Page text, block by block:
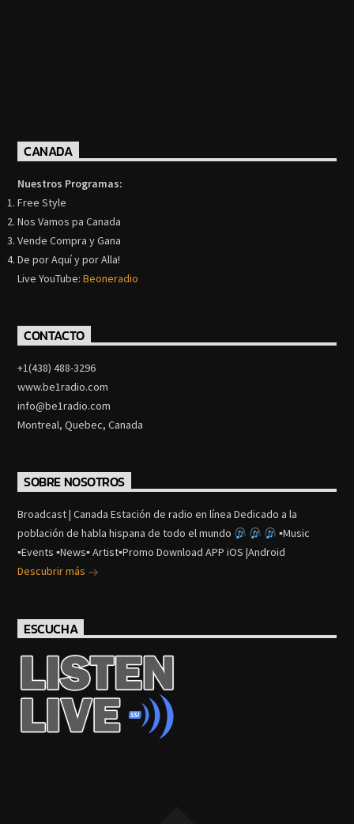
CANADA
Nuestros Programas:
Free Style
Nos Vamos pa Canada
Vende Compra y Gana
De por Aquí y por Alla!
Live YouTube:Beoneradio
CONTACTO
+1(438) 488-3296
www.be1radio.com
info@be1radio.com
Montreal, Quebec, Canada
SOBRE NOSOTROS
Broadcast | Canada Estación de radio en línea Dedicado a la
población de habla hispana de todo el mundo
▪Music
▪Events ▪News▪ Artist▪Promo Download APP iOS |Android
Descubrir más
ESCUCHA